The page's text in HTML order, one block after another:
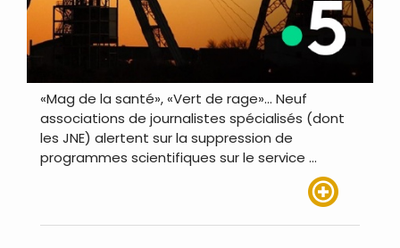
«Mag de la santé», «Vert de rage»… Neuf
associations de journalistes spécialisés (dont
les JNE) alertent sur la suppression de
programmes scientifiques sur le service …